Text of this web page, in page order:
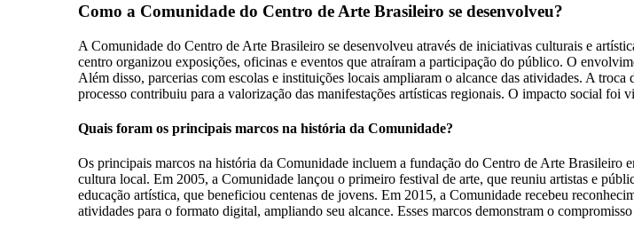
Como a Comunidade do Centro de Arte Brasileiro se desenvolveu?
A Comunidade do Centro de Arte Brasileiro se desenvolveu através de iniciativas culturais e
centro organizou exposições, oficinas e eventos que atraíram a participação do público. O
Além disso, parcerias com escolas e instituições locais ampliaram o alcance das atividades. A
processo contribuiu para a valorização das manifestações artísticas regionais. O impacto social foi
Quais foram os principais marcos na história da Comunidade?
Os principais marcos na história da Comunidade incluem a fundação do Centro de Arte Brasileiro
cultura local. Em 2005, a Comunidade lançou o primeiro festival de arte, que reuniu artistas e
educação artística, que beneficiou centenas de jovens. Em 2015, a Comunidade recebeu
atividades para o formato digital, ampliando seu alcance. Esses marcos demonstram o